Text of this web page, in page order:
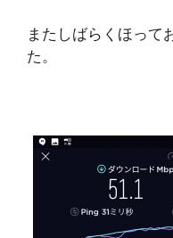
またしばらくほって
た。